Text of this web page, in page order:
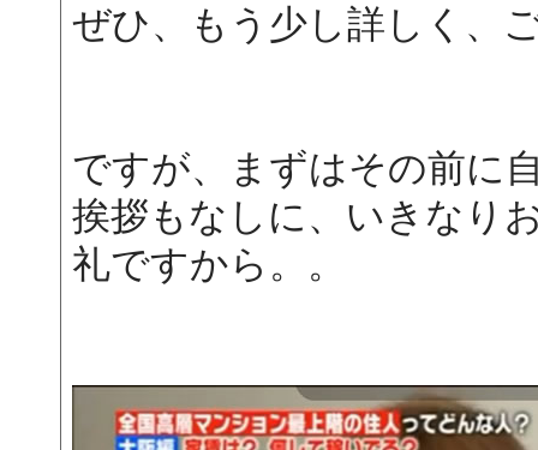
ぜひ、もう少し詳しく、
ですが、まずはその前に
挨拶もなしに、いきなり
礼ですから。。